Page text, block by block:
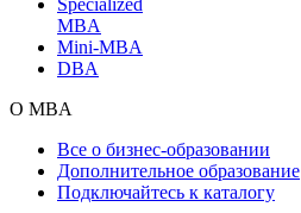
MBA
Mini-MBA
DBA
О MBA
Все о бизнес-образовании
Дополнительное образование
Подключайтесь к каталогу